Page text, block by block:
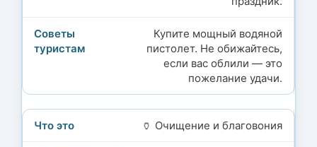
Купите мощный водяной
пистолет. Не обижайтесь,
если вас облили — это
пожелание удачи.
🏺 Очищение и благовония